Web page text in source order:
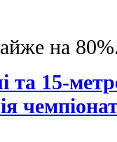
на
та 15-